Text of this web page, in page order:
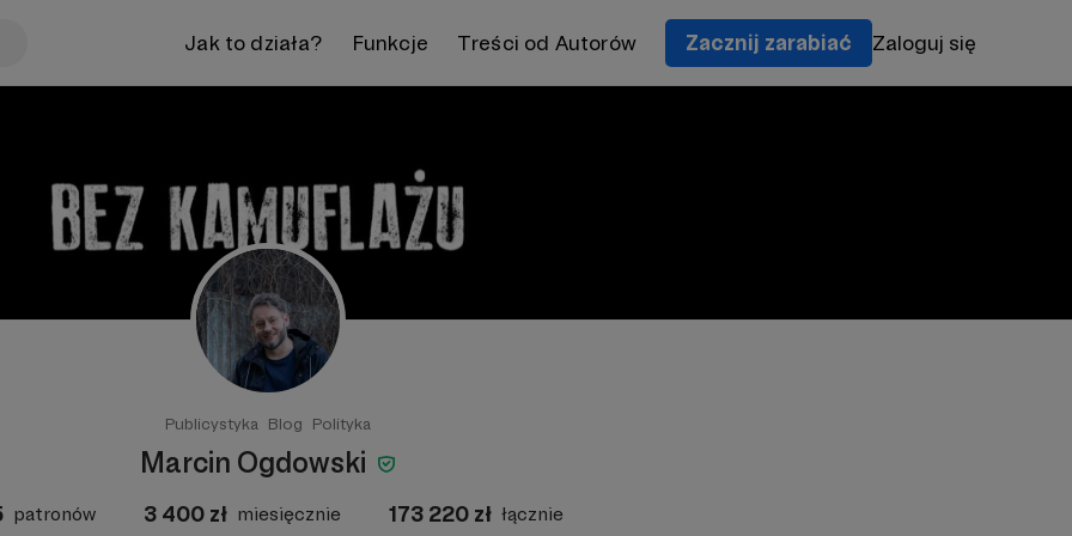
Jak to działa? Funkcje Treści od Autorów Zacznij zarabiać Zaloguj się
Publicystyka Blog Polityka
Marcin Ogdowski
patronów 3 400 zł miesięcznie 173 220 zł łącznie